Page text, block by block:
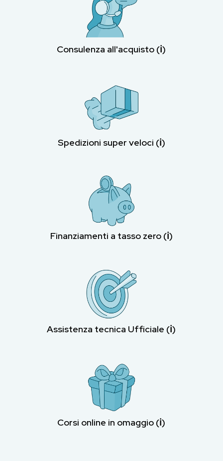
Consulenza all'acquisto (ℹ︎)
Spedizioni super veloci (ℹ︎)
Finanziamenti a tasso zero (ℹ︎)
Assistenza tecnica Ufficiale (ℹ︎)
Corsi online in omaggio (ℹ︎)